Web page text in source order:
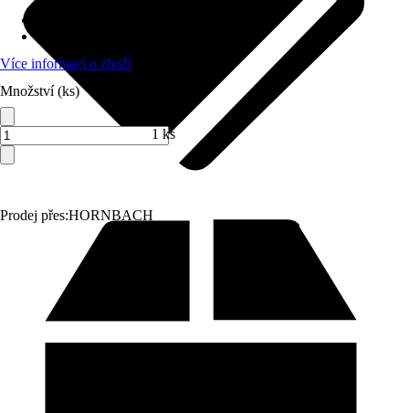
Prodej přes:HORNBACH
Více informací o zboží
Množství (ks)
1 ks